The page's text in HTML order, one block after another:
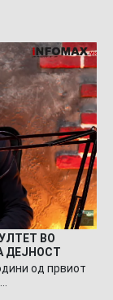
ВО
ДЕЈНОСТ
од првиот